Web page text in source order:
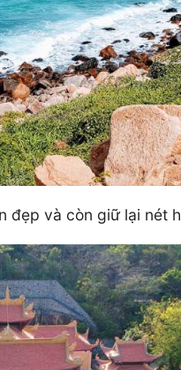
đẹp và còn giữ lại nét